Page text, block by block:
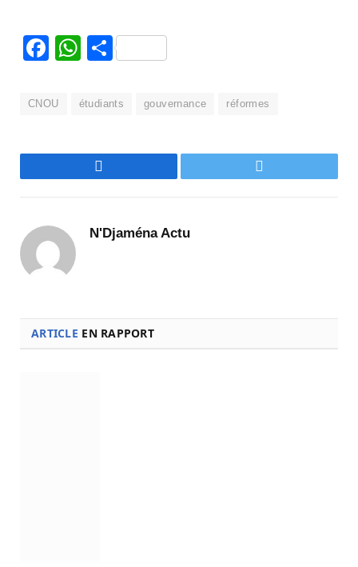
Facebook
WhatsApp
Partager
CNOU étudiants gouvernance réformes
Facebook Twitter
N'Djaména Actu
ARTICLE EN RAPPORT